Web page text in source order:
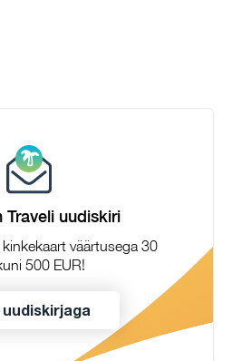
Traveli uudiskiri
väärtusega 30
500 EUR!